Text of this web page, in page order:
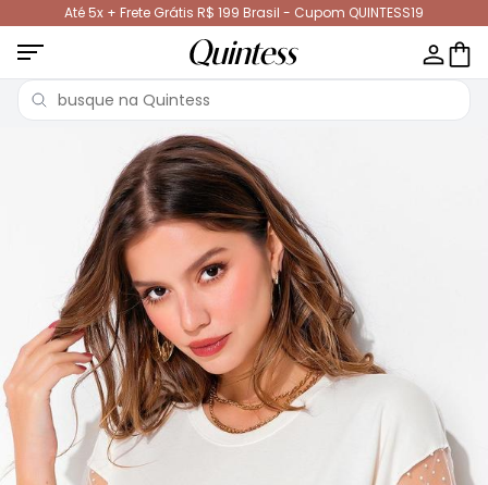
Até 5x + Frete Grátis R$ 199 Brasil - Cupom QUINTESS19